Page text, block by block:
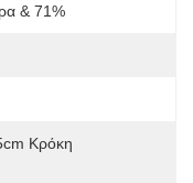
& 71%
Κρόκη